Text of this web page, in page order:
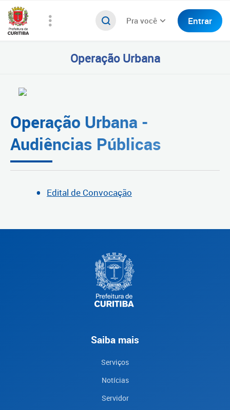
Pra você Entrar
Operação Urbana
Operação Urbana -
Audiências Públicas
Edital de Convocação
Saiba mais
Serviços
Notícias
Servidor